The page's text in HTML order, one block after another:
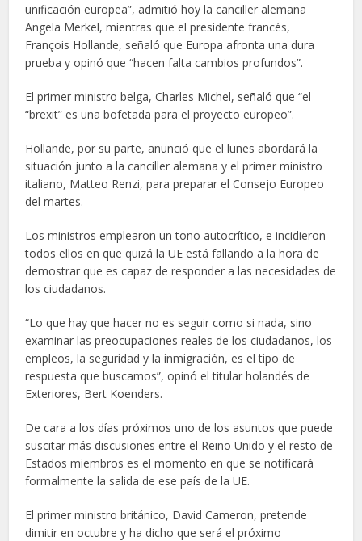
unificación europea”, admitió hoy la canciller alemana
Angela Merkel, mientras que el presidente francés,
François Hollande, señaló que Europa afronta una dura
prueba y opinó que “hacen falta cambios profundos”.
El primer ministro belga, Charles Michel, señaló que “el
“brexit” es una bofetada para el proyecto europeo”.
Hollande, por su parte, anunció que el lunes abordará la
situación junto a la canciller alemana y el primer ministro
italiano, Matteo Renzi, para preparar el Consejo Europeo
del martes.
Los ministros emplearon un tono autocrítico, e incidieron
todos ellos en que quizá la UE está fallando a la hora de
demostrar que es capaz de responder a las necesidades de
los ciudadanos.
“Lo que hay que hacer no es seguir como si nada, sino
examinar las preocupaciones reales de los ciudadanos, los
empleos, la seguridad y la inmigración, es el tipo de
respuesta que buscamos”, opinó el titular holandés de
Exteriores, Bert Koenders.
De cara a los días próximos uno de los asuntos que puede
suscitar más discusiones entre el Reino Unido y el resto de
Estados miembros es el momento en que se notificará
formalmente la salida de ese país de la UE.
El primer ministro británico, David Cameron, pretende
dimitir en octubre y ha dicho que será el próximo